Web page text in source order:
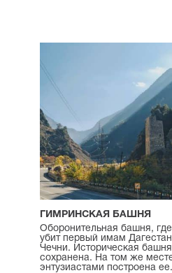
ГИМРИНСКАЯ БАШНЯ
Оборонительная башня,
убит первый имам
Чечни. Историческая
сохранена. На том же
энтузиастами построена